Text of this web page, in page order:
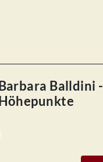
Barbara Balldini -
Höhepunkte